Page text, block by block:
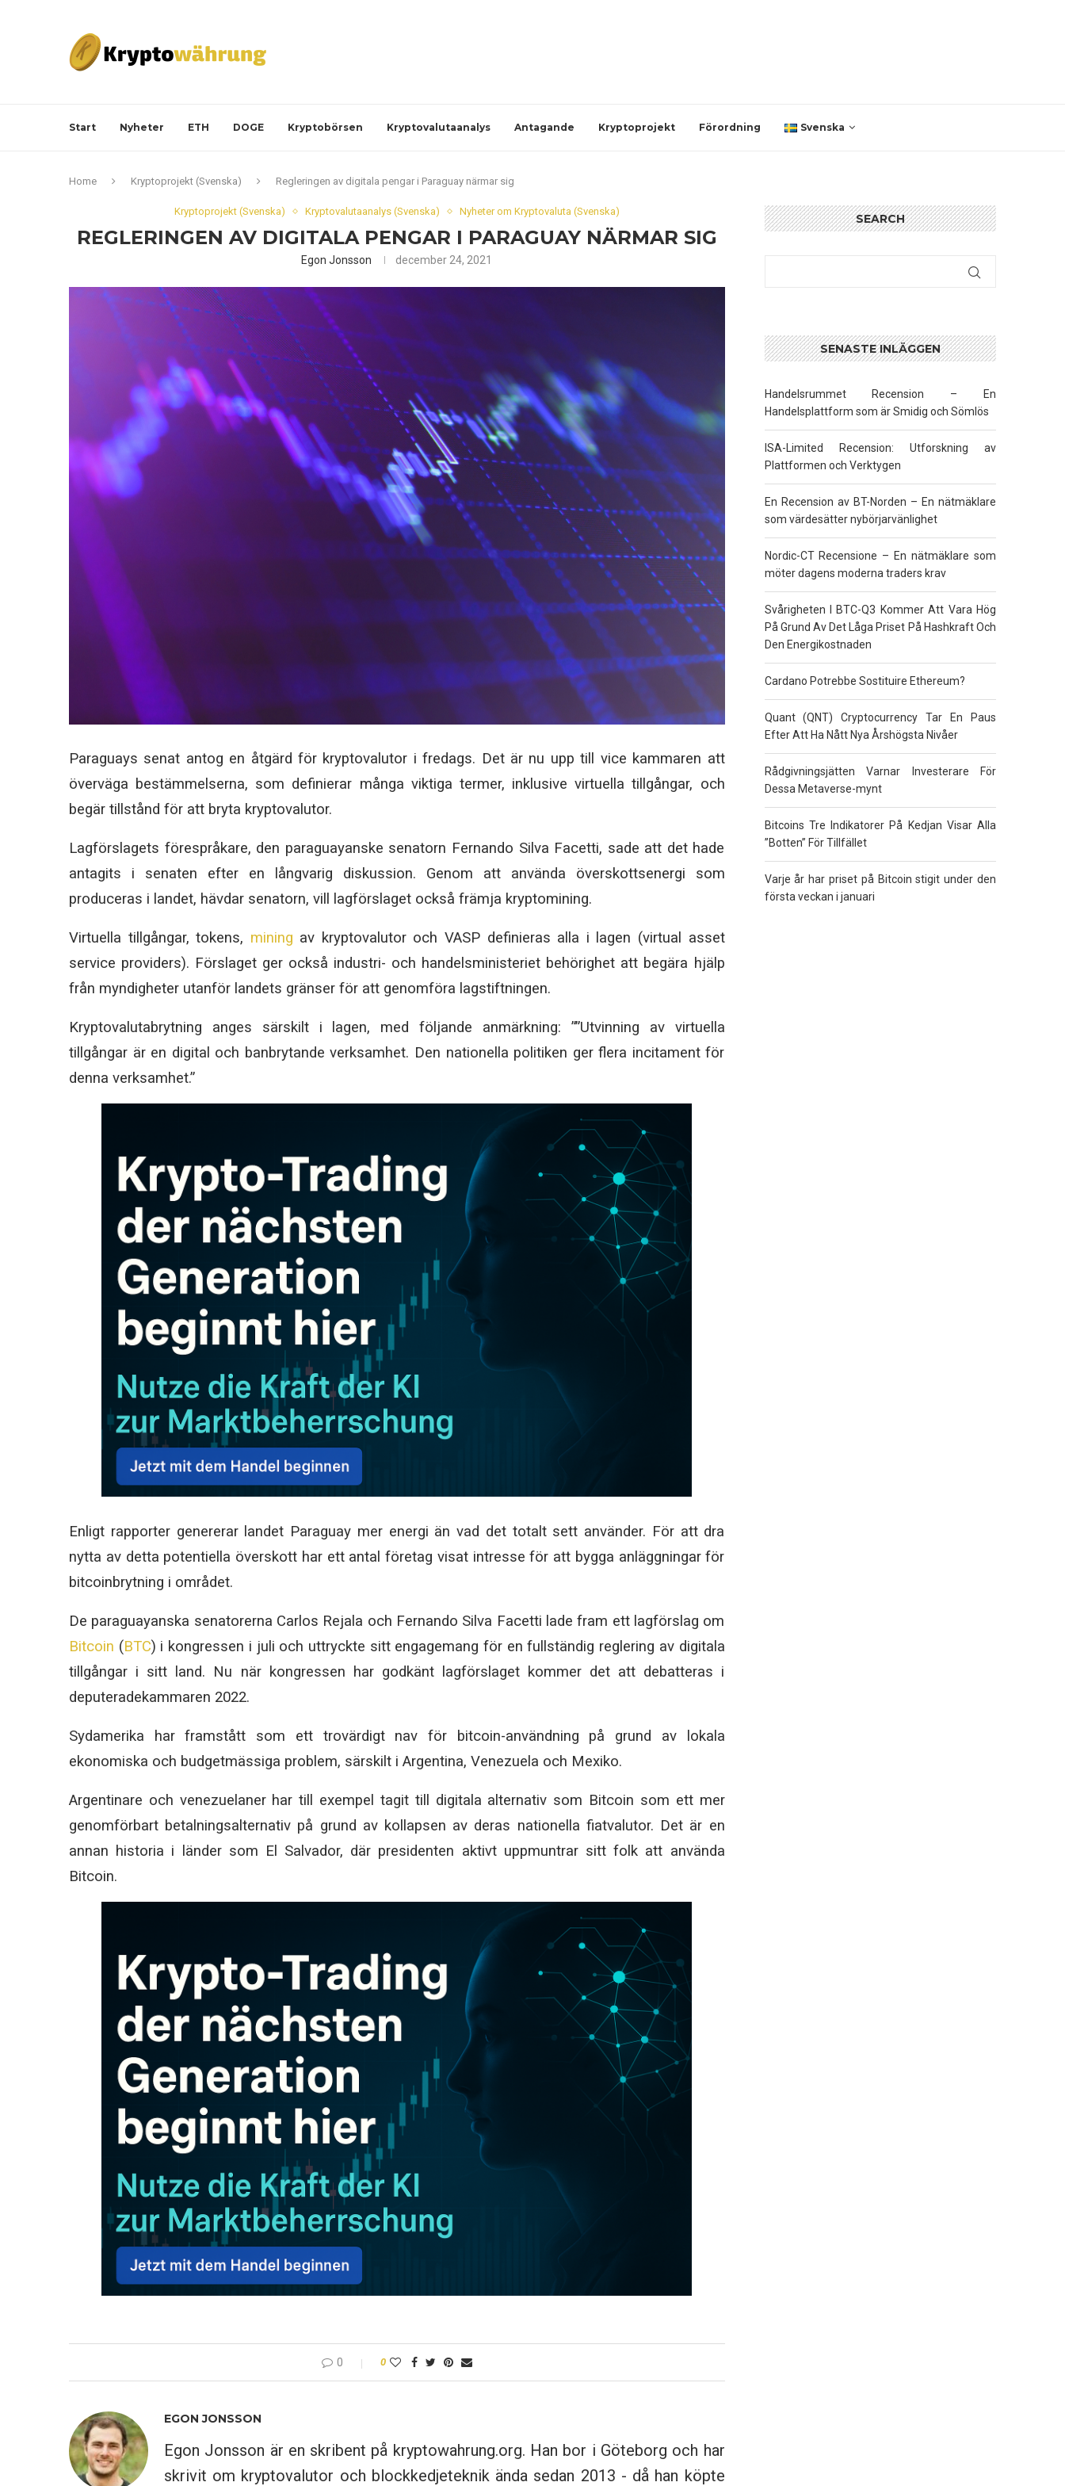
Start Nyheter ETH DOGE Kryptobörsen Kryptovalutaanalys Antagande Kryptoprojekt Förordning Svenska
Home Kryptoprojekt (Svenska) Regleringen av digitala pengar i Paraguay närmar sig
Kryptoprojekt (Svenska) Kryptovalutaanalys (Svenska) Nyheter om Kryptovaluta (Svenska)
REGLERINGEN AV DIGITALA PENGAR I PARAGUAY NÄRMAR SIG
Egon Jonsson december 24, 2021
Paraguays senat antog en åtgärd för kryptovalutor i fredags. Det är nu upp till vice kammaren att
överväga bestämmelserna, som definierar många viktiga termer, inklusive virtuella tillgångar, och
begär tillstånd för att bryta kryptovalutor.
Lagförslagets förespråkare, den paraguayanske senatorn Fernando Silva Facetti, sade att det hade
antagits i senaten efter en långvarig diskussion. Genom att använda överskottsenergi som
produceras i landet, hävdar senatorn, vill lagförslaget också främja kryptomining.
Virtuella tillgångar, tokens, mining av kryptovalutor och VASP definieras alla i lagen (virtual asset
service providers). Förslaget ger också industri- och handelsministeriet behörighet att begära hjälp
från myndigheter utanför landets gränser för att genomföra lagstiftningen.
Kryptovalutabrytning anges särskilt i lagen, med följande anmärkning: ””Utvinning av virtuella
tillgångar är en digital och banbrytande verksamhet. Den nationella politiken ger flera incitament för
denna verksamhet.”
Enligt rapporter genererar landet Paraguay mer energi än vad det totalt sett använder. För att dra
nytta av detta potentiella överskott har ett antal företag visat intresse för att bygga anläggningar för
bitcoinbrytning i området.
De paraguayanska senatorerna Carlos Rejala och Fernando Silva Facetti lade fram ett lagförslag om
Bitcoin (BTC) i kongressen i juli och uttryckte sitt engagemang för en fullständig reglering av digitala
tillgångar i sitt land. Nu när kongressen har godkänt lagförslaget kommer det att debatteras i
deputeradekammaren 2022.
Sydamerika har framstått som ett trovärdigt nav för bitcoin-användning på grund av lokala
ekonomiska och budgetmässiga problem, särskilt i Argentina, Venezuela och Mexiko.
Argentinare och venezuelaner har till exempel tagit till digitala alternativ som Bitcoin som ett mer
genomförbart betalningsalternativ på grund av kollapsen av deras nationella fiatvalutor. Det är en
annan historia i länder som El Salvador, där presidenten aktivt uppmuntrar sitt folk att använda
Bitcoin.
0 0
EGON JONSSON
Egon Jonsson är en skribent på kryptowahrung.org. Han bor i Göteborg och har
skrivit om kryptovalutor och blockkedjeteknik ända sedan 2013 - då han köpte
SEARCH
SENASTE INLÄGGEN
Handelsrummet Recension – En
Handelsplattform som är Smidig och Sömlös
ISA-Limited Recension: Utforskning av
Plattformen och Verktygen
En Recension av BT-Norden – En nätmäklare
som värdesätter nybörjarvänlighet
Nordic-CT Recensione – En nätmäklare som
möter dagens moderna traders krav
Svårigheten I BTC-Q3 Kommer Att Vara Hög
På Grund Av Det Låga Priset På Hashkraft Och
Den Energikostnaden
Cardano Potrebbe Sostituire Ethereum?
Quant (QNT) Cryptocurrency Tar En Paus
Efter Att Ha Nått Nya Årshögsta Nivåer
Rådgivningsjätten Varnar Investerare För
Dessa Metaverse-mynt
Bitcoins Tre Indikatorer På Kedjan Visar Alla
”Botten” För Tillfället
Varje år har priset på Bitcoin stigit under den
första veckan i januari